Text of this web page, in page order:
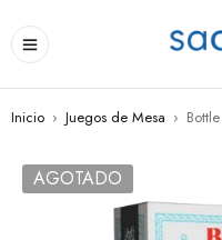
Inicio › Juegos de Mesa ›
AGOTADO